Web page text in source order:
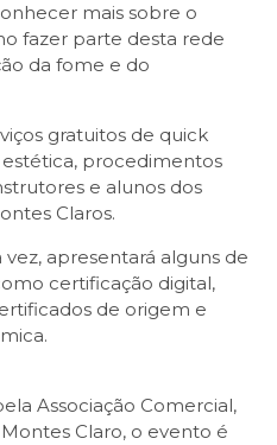
mais sobre o
fazer parte desta rede
da fome e do
gratuitos de quick
procedimentos
e alunos dos
Claros.
apresentará alguns de
certificação digital,
de origem e
Associação Comercial,
Claro, o evento é